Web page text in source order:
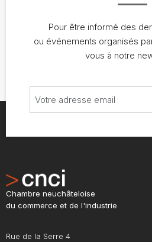
Pour être informé des
ou événements organisés
vous à notre
Chambre neuchâteloise
du commerce et de l'industrie
Rue de la Serre 4